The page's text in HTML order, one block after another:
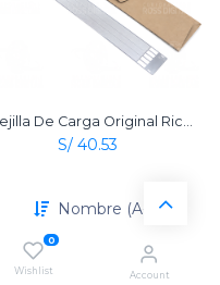
Nombre (A-Z)
0
Wishlist Account
S/ 40.53